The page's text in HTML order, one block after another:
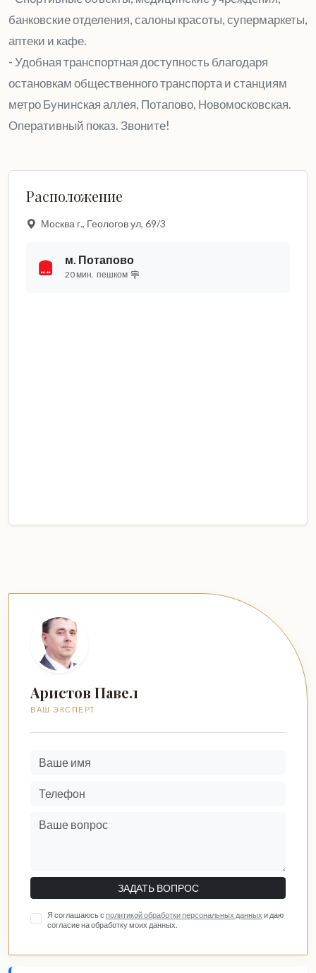
банковские отделения, салоны красоты, супермаркеты,
аптеки и кафе.
- Удобная транспортная доступность благодаря
остановкам общественного транспорта и станциям
метро Бунинская аллея, Потапово, Новомосковская.
Оперативный показ. Звоните!
Расположение
Москва г., Геологов ул, 69/3
м. Потапово
20 мин. пешком
Аристов Павел
ВАШ ЭКСПЕРТ
ЗАДАТЬ ВОПРОС
Я соглашаюсь с политикой обработки персональных данных и даю
согласие на обработку моих данных.